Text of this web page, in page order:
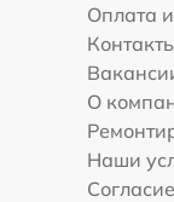
Оплата
О
Наши